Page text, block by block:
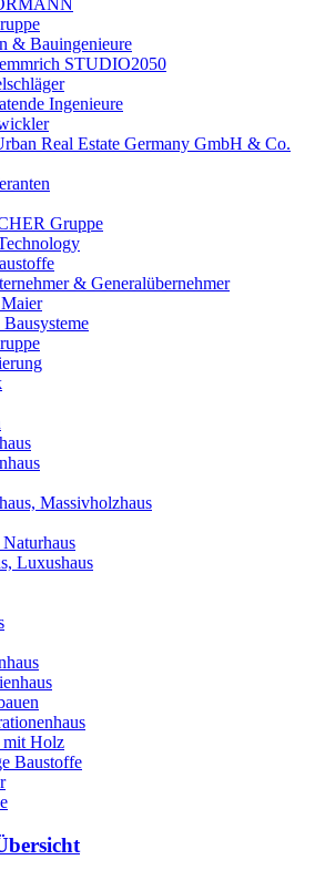
& Bauingenieure
STUDIO2050
Ingenieure
Real Estate Germany GmbH & Co.
Gruppe
& Generalübernehmer
Massivholzhaus
Luxushaus
mit Holz
Baustoffe